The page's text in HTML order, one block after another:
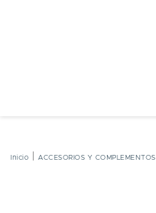
Inicio ACCESORIOS Y COMPLEMENTOS